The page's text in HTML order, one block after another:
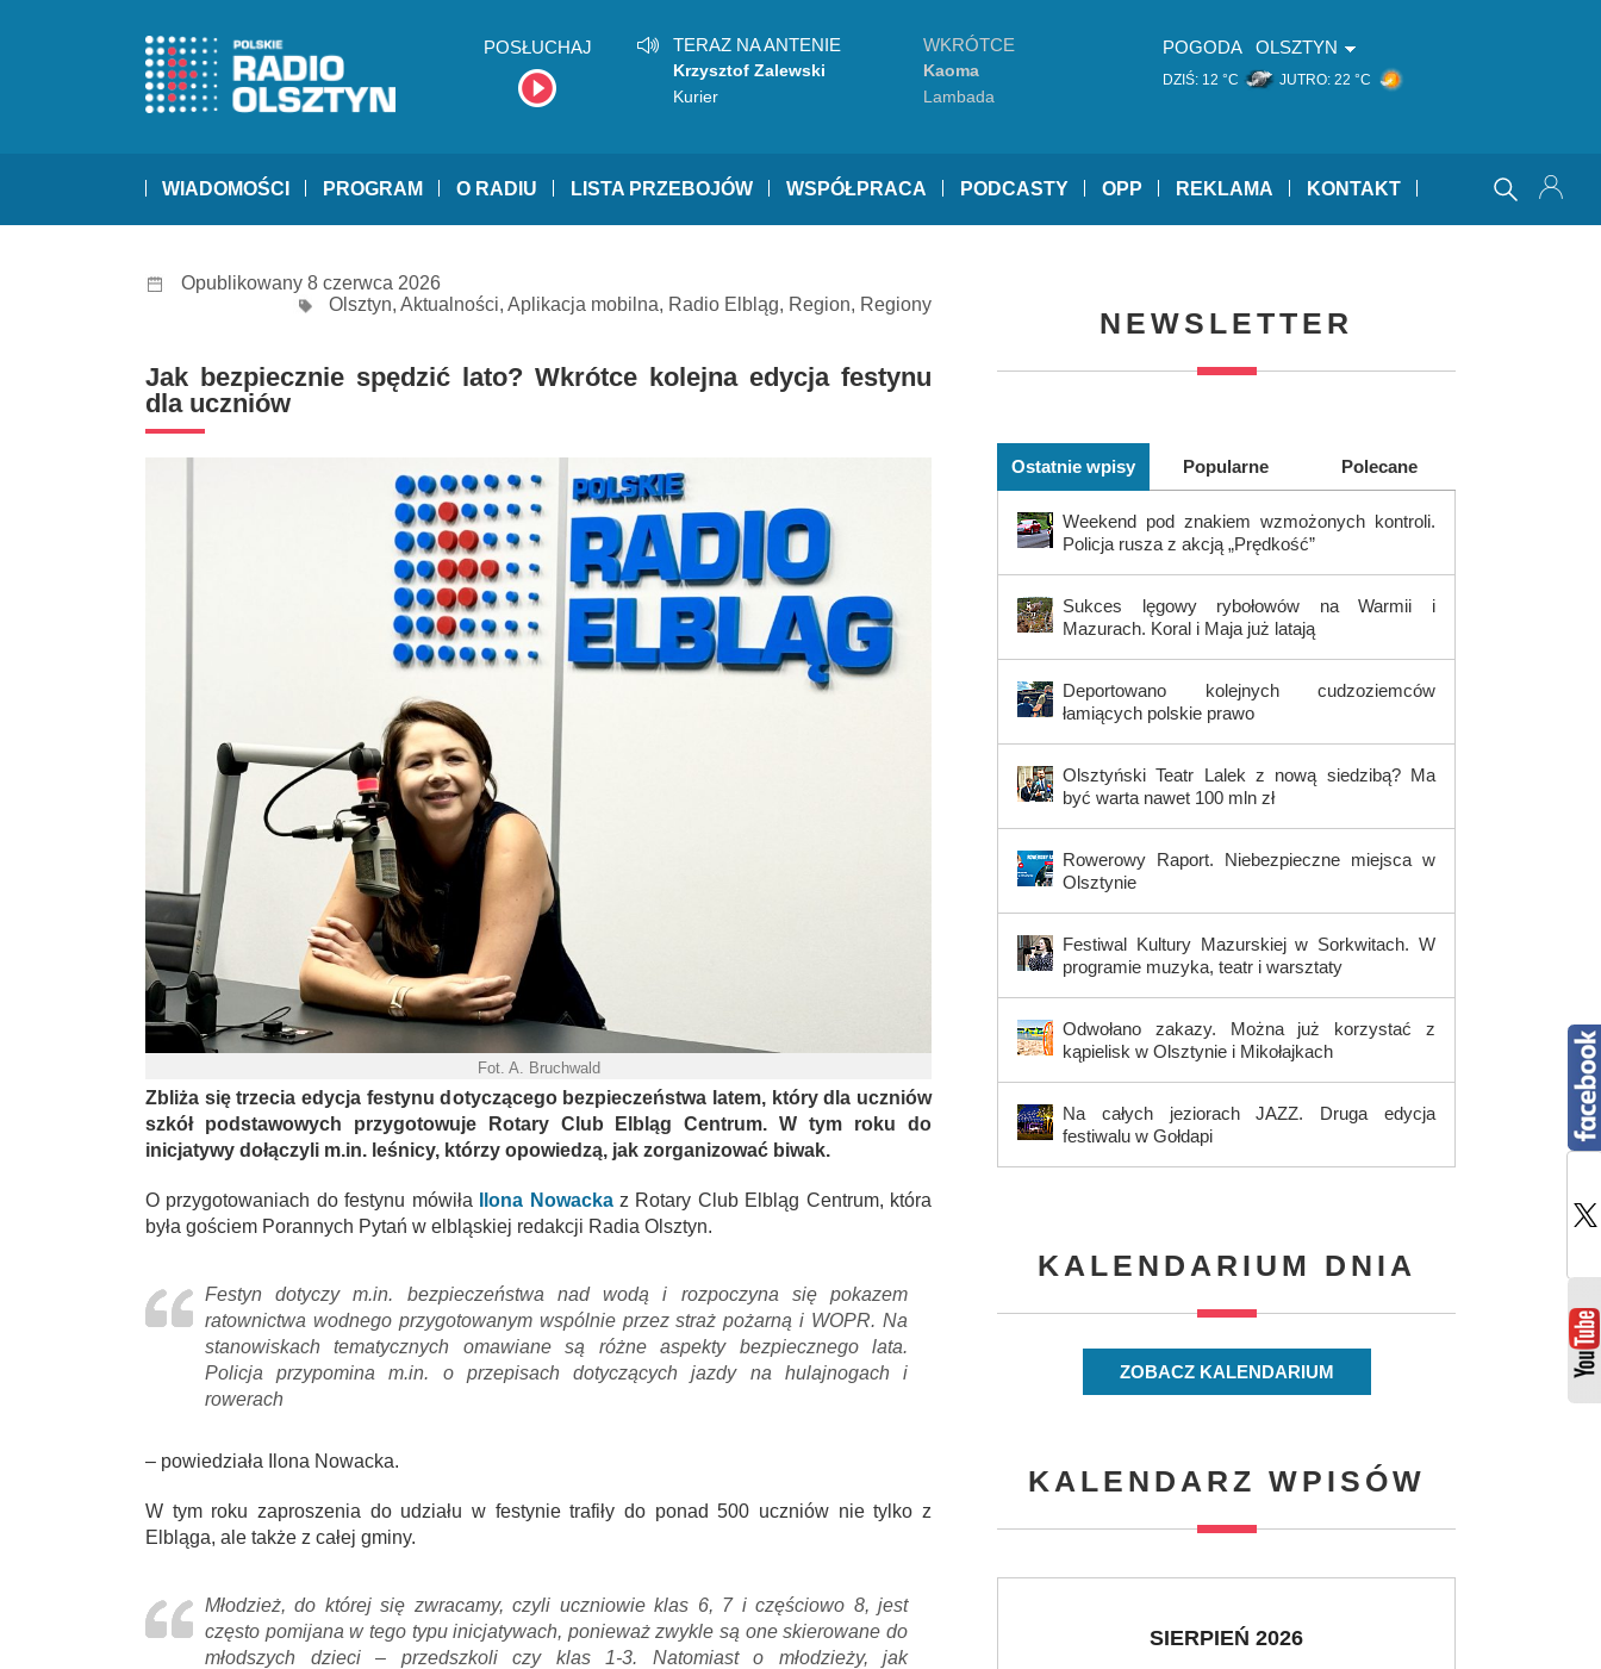
POSŁUCHAJ TERAZ NA ANTENIE
Krzysztof Zalewski
Kurier
WKRÓTCE
Kaoma
Lambada
POGODA OLSZTYN
DZIŚ: 12 °C JUTRO: 22 °C
WIADOMOŚCI PROGRAM O RADIU LISTA PRZEBOJÓW WSPÓŁPRACA PODCASTY OPP REKLAMA KONTAKT
Opublikowany 8 czerwca 2026
Olsztyn, Aktualności, Aplikacja mobilna, Radio Elbląg, Region, Regiony
Jak bezpiecznie spędzić lato? Wkrótce kolejna edycja festynu
dla uczniów
Fot. A. Bruchwald
Zbliża się trzecia edycja festynu dotyczącego bezpieczeństwa latem, który dla uczniów
szkół podstawowych przygotowuje Rotary Club Elbląg Centrum. W tym roku do
inicjatywy dołączyli m.in. leśnicy, którzy opowiedzą, jak zorganizować biwak.
O przygotowaniach do festynu mówiła Ilona Nowackaz Rotary Club Elbląg Centrum, która
była gościem Porannych Pytań w elbląskiej redakcji Radia Olsztyn.
Festyn dotyczy m.in. bezpieczeństwa nad wodą i rozpoczyna się pokazem
ratownictwa wodnego przygotowanym wspólnie przez straż pożarną i WOPR. Na
stanowiskach tematycznych omawiane są różne aspekty bezpiecznego lata.
Policja przypomina m.in. o przepisach dotyczących jazdy na hulajnogach i
rowerach
– powiedziała Ilona Nowacka.
W tym roku zaproszenia do udziału w festynie trafiły do ponad 500 uczniów nie tylko z
Elbląga, ale także z całej gminy.
Młodzież, do której się zwracamy, czyli uczniowie klas 6, 7 i częściowo 8, jest
często pomijana w tego typu inicjatywach, ponieważ zwykle są one skierowane do
młodszych dzieci – przedszkoli czy klas 1-3. Natomiast o młodzieży, jak
NEWSLETTER
Ostatnie wpisy Popularne Polecane
Weekend pod znakiem wzmożonych kontroli.
Policja rusza z akcją „Prędkość”
Sukces lęgowy rybołowów na Warmii i
Mazurach. Koral i Maja już latają
Deportowano kolejnych cudzoziemców
łamiących polskie prawo
Olsztyński Teatr Lalek z nową siedzibą? Ma
być warta nawet 100 mln zł
Rowerowy Raport. Niebezpieczne miejsca w
Olsztynie
Festiwal Kultury Mazurskiej w Sorkwitach. W
programie muzyka, teatr i warsztaty
Odwołano zakazy. Można już korzystać z
kąpielisk w Olsztynie i Mikołajkach
Na całych jeziorach JAZZ. Druga edycja
festiwalu w Gołdapi
KALENDARIUM DNIA
ZOBACZ KALENDARIUM
KALENDARZ WPISÓW
SIERPIEŃ 2026